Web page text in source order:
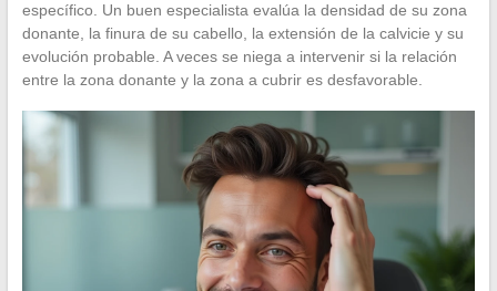
específico. Un buen especialista evalúa la densidad de su zona
donante, la finura de su cabello, la extensión de la calvicie y su
evolución probable. A veces se niega a intervenir si la relación
entre la zona donante y la zona a cubrir es desfavorable.